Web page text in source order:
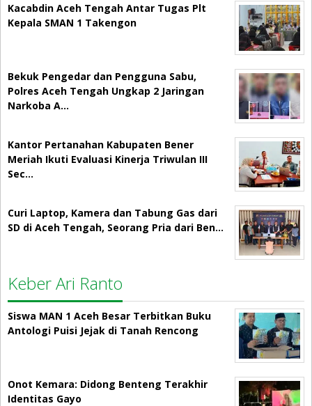
Kacabdin Aceh Tengah Antar Tugas Plt
Kepala SMAN 1 Takengon
Bekuk Pengedar dan Pengguna Sabu,
Polres Aceh Tengah Ungkap 2 Jaringan
Narkoba A…
Kantor Pertanahan Kabupaten Bener
Meriah Ikuti Evaluasi Kinerja Triwulan III
Sec…
Curi Laptop, Kamera dan Tabung Gas dari
SD di Aceh Tengah, Seorang Pria dari Ben…
Keber Ari Ranto
Siswa MAN 1 Aceh Besar Terbitkan Buku
Antologi Puisi Jejak di Tanah Rencong
Onot Kemara: Didong Benteng Terakhir
Identitas Gayo